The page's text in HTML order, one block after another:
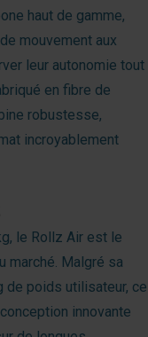
haut de gamme,
mouvement aux
leur autonomie tout
en fibre de
robustesse,
incroyablement
le Rollz Air est le
marché. Malgré sa
de poids utilisateur, ce
innovante